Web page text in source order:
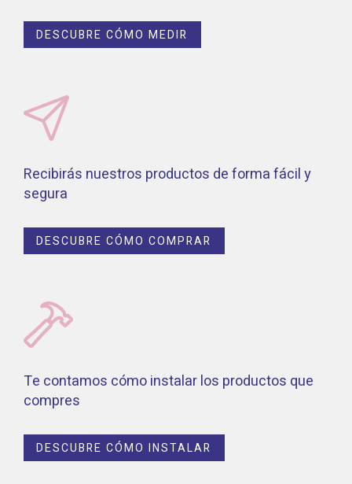
DESCUBRE CÓMO MEDIR
Recibirás nuestros productos de forma fácil y
segura
DESCUBRE CÓMO COMPRAR
Te contamos cómo instalar los productos que
compres
DESCUBRE CÓMO INSTALAR